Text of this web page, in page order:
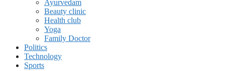
Ayurvedam
Beauty clinic
Health club
Yoga
Family Doctor
Politics
Technology
Sports